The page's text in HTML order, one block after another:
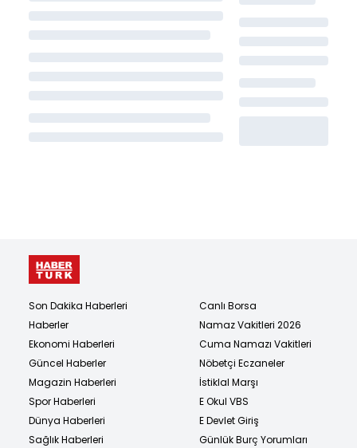
Son Dakika Haberleri
Haberler
Ekonomi Haberleri
Güncel Haberler
Magazin Haberleri
Spor Haberleri
Dünya Haberleri
Sağlık Haberleri
Canlı Borsa
Namaz Vakitleri 2026
Cuma Namazı Vakitleri
Nöbetçi Eczaneler
İstiklal Marşı
E Okul VBS
E Devlet Giriş
Günlük Burç Yorumları